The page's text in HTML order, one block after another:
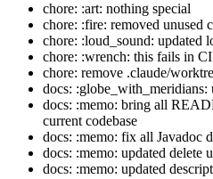
chore: :art: nothing special
chore: :fire: removed unused
chore: :loud_sound: updated
chore: :wrench: this fails in
chore: remove .claude/
docs: :globe_with_meridians:
docs: :memo: bring all
current codebase
docs: :memo: fix all Javadoc
docs: :memo: updated delete
docs: :memo: updated